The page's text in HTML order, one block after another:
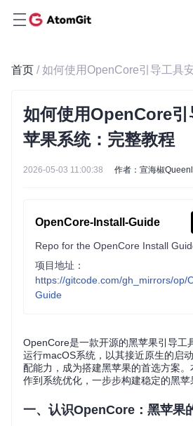
首页
如何使用OpenCore
苹果系统：完整教程
2026-05-03 11:00:38 作者：宣海椒
OpenCore-Install-Guide
Repo for the OpenCore Install
项目地址：
https://gitcode.com/gh_mirrors/op/
Guide
OpenCore是一款开源的黑苹果引导工
运行macOS系统，以其接近原生的启
配能力，成为搭建黑苹果的首选方案
作到系统优化，一步步构建稳定的黑苹
一、认识OpenCore：黑苹果